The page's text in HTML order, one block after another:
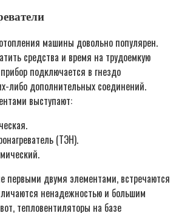
машины довольно популярен.
средства и время на трудоемкую
подключается в гнездо
либо дополнительных соединений.
выступают:
(ТЭН).
первыми двумя элементами, встречаются
ненадежностью и большим
тепловентиляторы на базе